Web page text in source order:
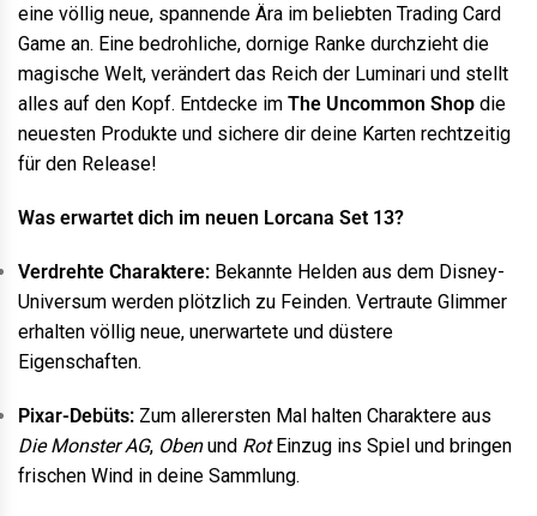
eine völlig neue, spannende Ära im beliebten Trading Card
Game an. Eine bedrohliche, dornige Ranke durchzieht die
magische Welt, verändert das Reich der Luminari und stellt
alles auf den Kopf. Entdecke im The Uncommon Shop die
neuesten Produkte und sichere dir deine Karten rechtzeitig
für den Release!
Was erwartet dich im neuen Lorcana Set 13?
Verdrehte Charaktere: Bekannte Helden aus dem Disney-
Universum werden plötzlich zu Feinden. Vertraute Glimmer
erhalten völlig neue, unerwartete und düstere
Eigenschaften.
Pixar-Debüts: Zum allerersten Mal halten Charaktere aus
Die Monster AG, Obenund RotEinzug ins Spiel und bringen
frischen Wind in deine Sammlung.